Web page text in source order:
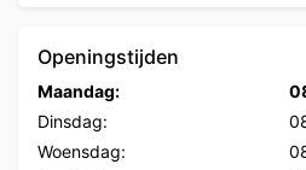
Openingstijden
Maandag:
Dinsdag:
Woensdag: